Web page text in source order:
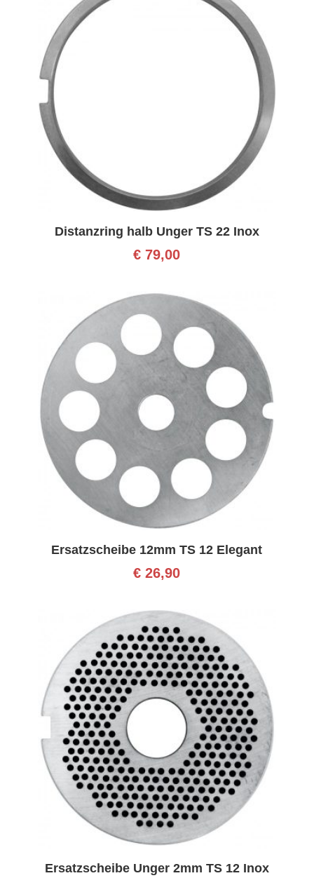
Distanzring halb Unger TS 22 Inox
€ 79,00
Ersatzscheibe 12mm TS 12 Elegant
€ 26,90
Ersatzscheibe Unger 2mm TS 12 Inox